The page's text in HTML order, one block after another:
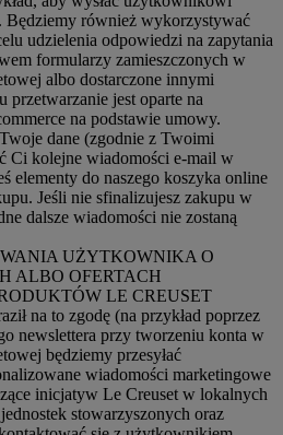
Będziemy również wykorzystywać
udzielenia odpowiedzi na zapytania
formularzy zamieszczonych w
albo dostarczone innymi
przetwarzanie jest oparte na
na podstawie umowy.
dane (zgodnie z Twoimi
Ci kolejne wiadomości e-mail w
elementy do naszego koszyka online
Jeśli nie sfinalizujesz zakupu w
dalsze wiadomości nie zostaną
UŻYTKOWNIKA O
ALBO OFERTACH
LE CREUSET
na to zgodę (na przykład poprzez
newslettera przy tworzeniu konta w
będziemy przesyłać
wiadomości marketingowe
inicjatyw Le Creuset w lokalnych
stowarzyszonych oraz